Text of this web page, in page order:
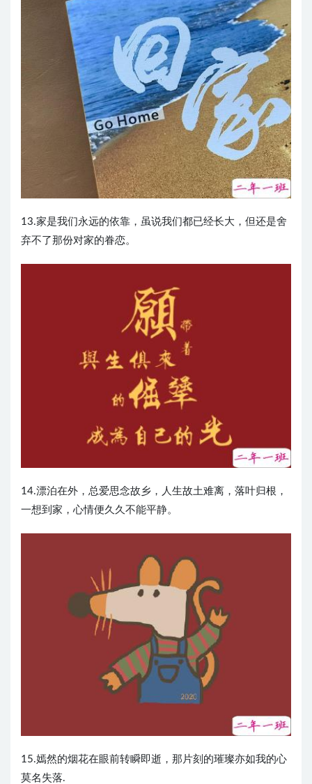
13.家是我们永远的依靠，虽说我们都已经长大，但还是舍
弃不了那份对家的眷恋。
14.漂泊在外，总爱思念故乡，人生故土难离，落叶归根，
一想到家，心情便久久不能平静。
15.嫣然的烟花在眼前转瞬即逝，那片刻的璀璨亦如我的心
莫名失落.